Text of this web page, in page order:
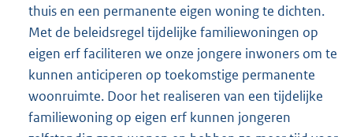
thuis en een permanente eigen woning te dichten.
Met de beleidsregel tijdelijke familiewoningen op
eigen erf faciliteren we onze jongere inwoners om te
kunnen anticiperen op toekomstige permanente
woonruimte. Door het realiseren van een tijdelijke
familiewoning op eigen erf kunnen jongeren